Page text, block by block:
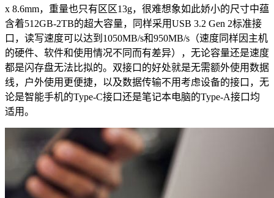
x 8.6mm，重量也只有区区13g，很难想象如此娇小的尺寸中蕴
含着512GB-2TB的超大容量，同样采用USB 3.2 Gen 2标准接
口，读写速度可以达到1050MB/s和950MB/s（速度同样因主机
的硬件、软件和使用情况不同而有差异），无论容量还是速度
都是闪存盘无法比拟的。双接口的好处就是无需额外使用数据
线，户外使用更便捷，以及数据传输不用考虑设备的接口，无
论是智能手机的Type-C接口还是笔记本电脑的Type-A接口均
适用。